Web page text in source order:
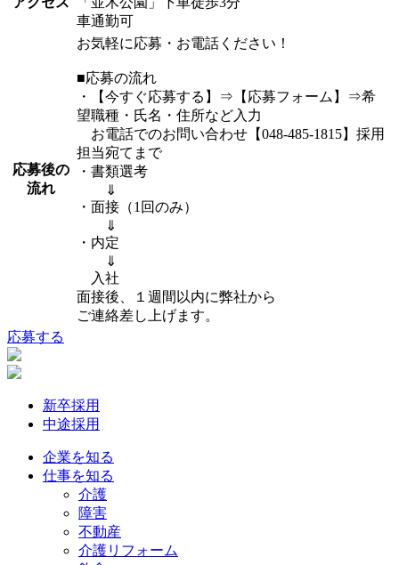
車通勤可
応募後の
流れ
お気軽に応募・お電話ください！
■応募の流れ
・【今すぐ応募する】⇒【応募フォーム】⇒希
望職種・氏名・住所など入力
お電話でのお問い合わせ【048-485-1815】採用
担当宛てまで
・書類選考
⇓
・面接（1回のみ）
⇓
・内定
⇓
入社
面接後、１週間以内に弊社から
ご連絡差し上げます。
応募する
新卒採用
中途採用
企業を知る
仕事を知る
介護
障害
不動産
介護リフォーム